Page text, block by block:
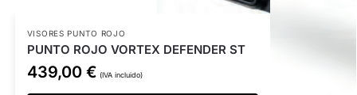
VISORES PUNTO ROJO
PUNTO ROJO VORTEX DEFENDER ST
439,00 € (IVA incluido)